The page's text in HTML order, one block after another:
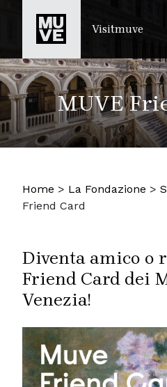
SALTA AL CONTENUTO
Visitmuve
MUVE
Home > La Fondazione >
Friend Card
Diventa amico o
Friend Card dei
Venezia!